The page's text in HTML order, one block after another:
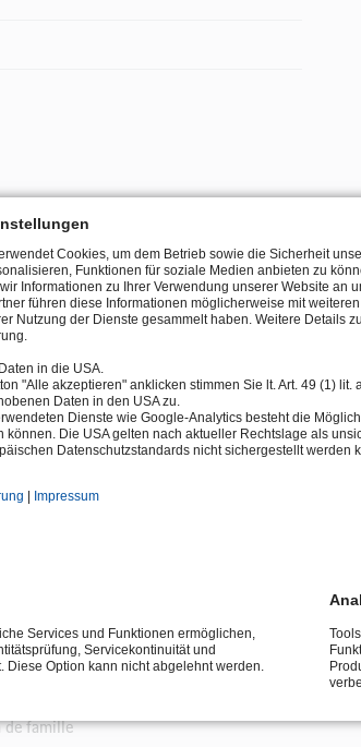
Cookies, um dem Betrieb sowie die Sicherheit
Funktionen für soziale Medien anbieten zu
Informationen zu Ihrer Verwendung unserer Website an
führen diese Informationen möglicherweise mit
Nutzung der Dienste gesammelt haben. Weitere Details
in die USA.
"Alle akzeptieren" anklicken stimmen Sie lt. Art. 49 (1)
Daten in den USA zu.
Dienste wie Google-Analytics besteht die
können. Die USA gelten nach aktueller Rechtslage als
Datenschutzstandards nicht sichergestellt werden
Impressum
Services und Funktionen ermöglichen,
Servicekontinuität und
Diese Option kann nicht abgelehnt werden.